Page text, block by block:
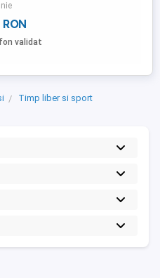
validat
Timp liber si sport